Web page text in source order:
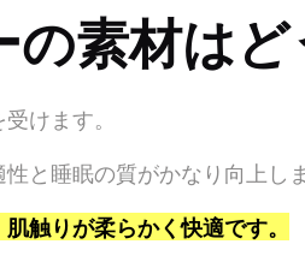
素材は
けます。
と睡眠の質がかなり向上しま
触りが柔らかく快適です。